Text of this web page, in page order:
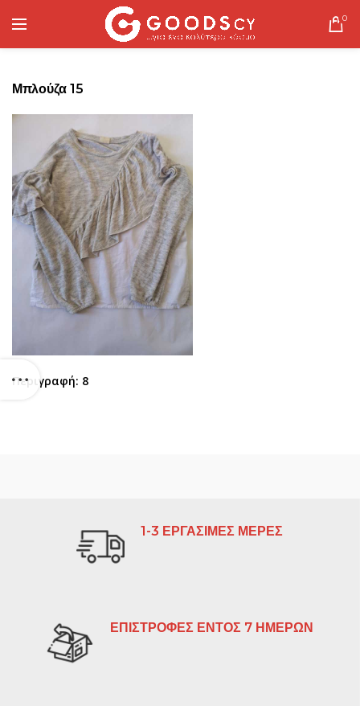
0
Μπλούζα 15
Περιγραφή: 8
1-3 ΕΡΓΑΣΙΜΕΣ ΜΕΡΕΣ
ΕΠΙΣΤΡΟΦΕΣ ΕΝΤΟΣ 7 ΗΜΕΡΩΝ